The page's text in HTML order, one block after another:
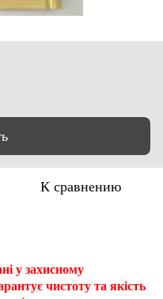
К сравнению
у захисному
чистоту та якість